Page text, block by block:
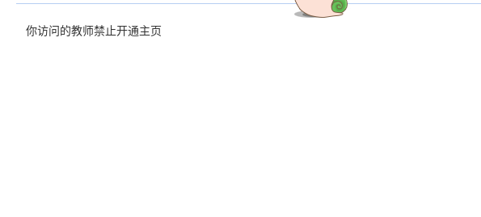
你访问的教师禁止开通主页